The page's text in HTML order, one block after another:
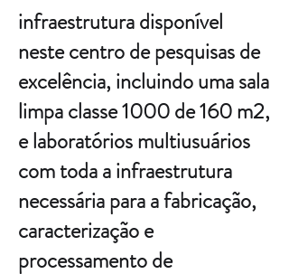
infraestrutura disponível
neste centro de pesquisas de
excelência, incluindo uma sala
limpa classe 1000 de 160 m2,
e laboratórios multiusuários
com toda a infraestrutura
necessária para a fabricação,
caracterização e
processamento de